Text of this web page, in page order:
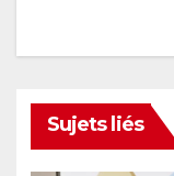
Sujets liés